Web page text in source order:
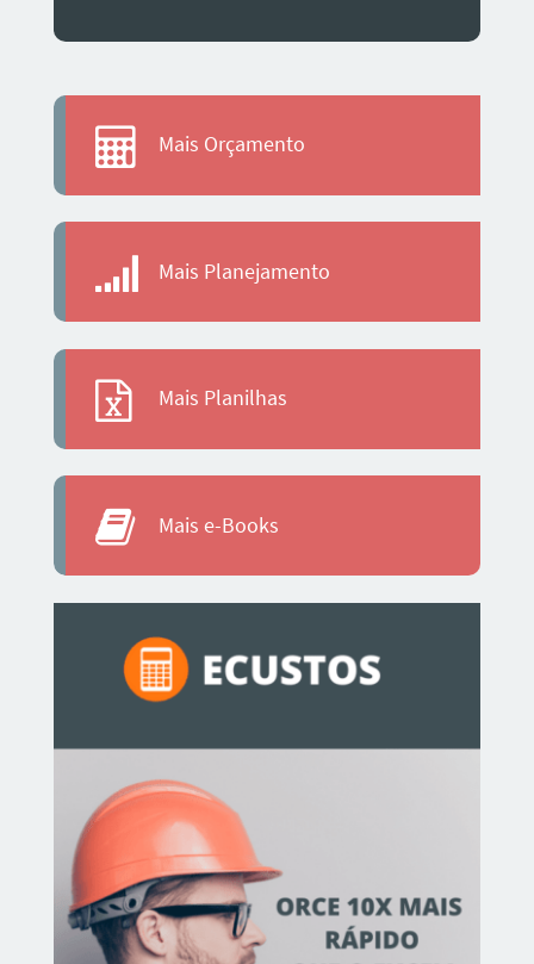
Mais Orçamento
Mais Planejamento
Mais Planilhas
Mais e-Books